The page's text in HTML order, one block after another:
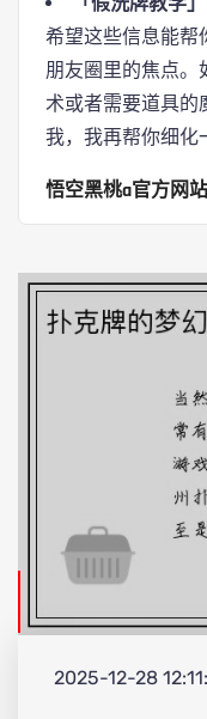
希望这些信息能帮
朋友圈里的焦点。
术或者需要道具的
我，我再帮你细化
悟空黑桃a官方网站
2025-12-28